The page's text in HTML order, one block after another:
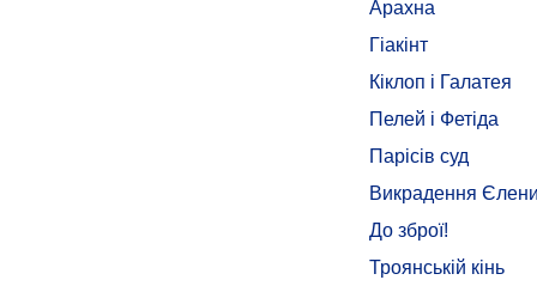
Арахна
Гіакінт
Кіклоп і Галатея
Пелей і Фетіда
Парісів суд
Викрадення
До зброї!
Троянській кінь